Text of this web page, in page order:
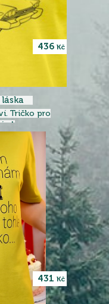
436 Kč
Tričko pro
431 Kč